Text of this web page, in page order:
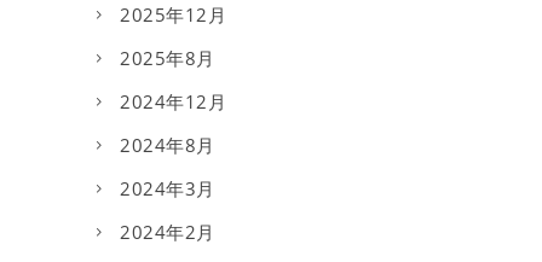
2025年12月
2025年8月
2024年12月
2024年8月
2024年3月
2024年2月